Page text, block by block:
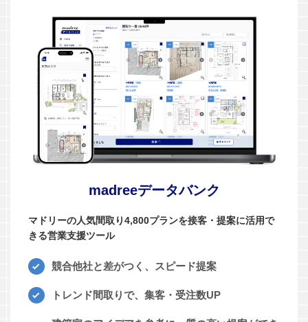
madreeデータバンク
マドリーの人気間取り4,800プランを接客・提案に活用で
きる営業支援ツール
競合他社と差がつく、スピード提案
トレンド間取りで、集客・受注数UP